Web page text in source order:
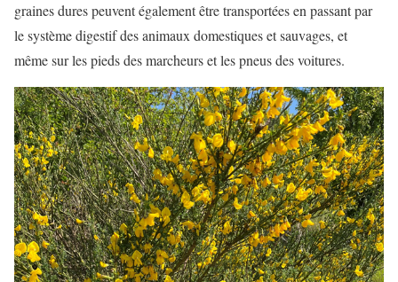
graines dures peuvent également être transportées en passant par
le système digestif des animaux domestiques et sauvages, et
même sur les pieds des marcheurs et les pneus des voitures.